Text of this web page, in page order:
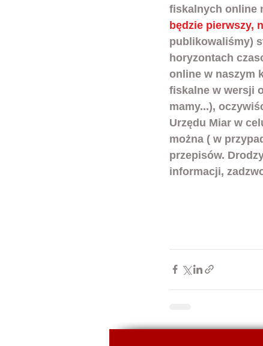
fiskalnych online
będzie pierwszy,
publikowaliśmy)
horyzontach
online w naszym
fiskalne w wersji
mamy...),
Urzędu Miar w
można ( w
przepisów.
informacji,